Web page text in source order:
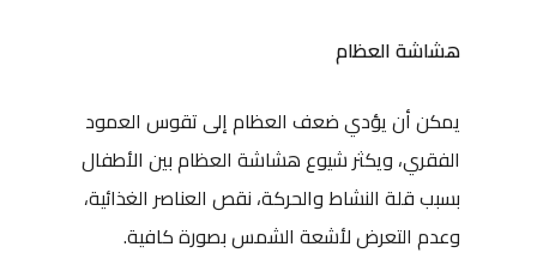
هشاشة العظام
يمكن أن يؤدي ضعف العظام إلى تقوس العمود
الفقري، ويكثر شيوع هشاشة العظام بين الأطفال
بسبب قلة النشاط والحركة، نقص العناصر الغذائية،
وعدم التعرض لأشعة الشمس بصورة كافية.